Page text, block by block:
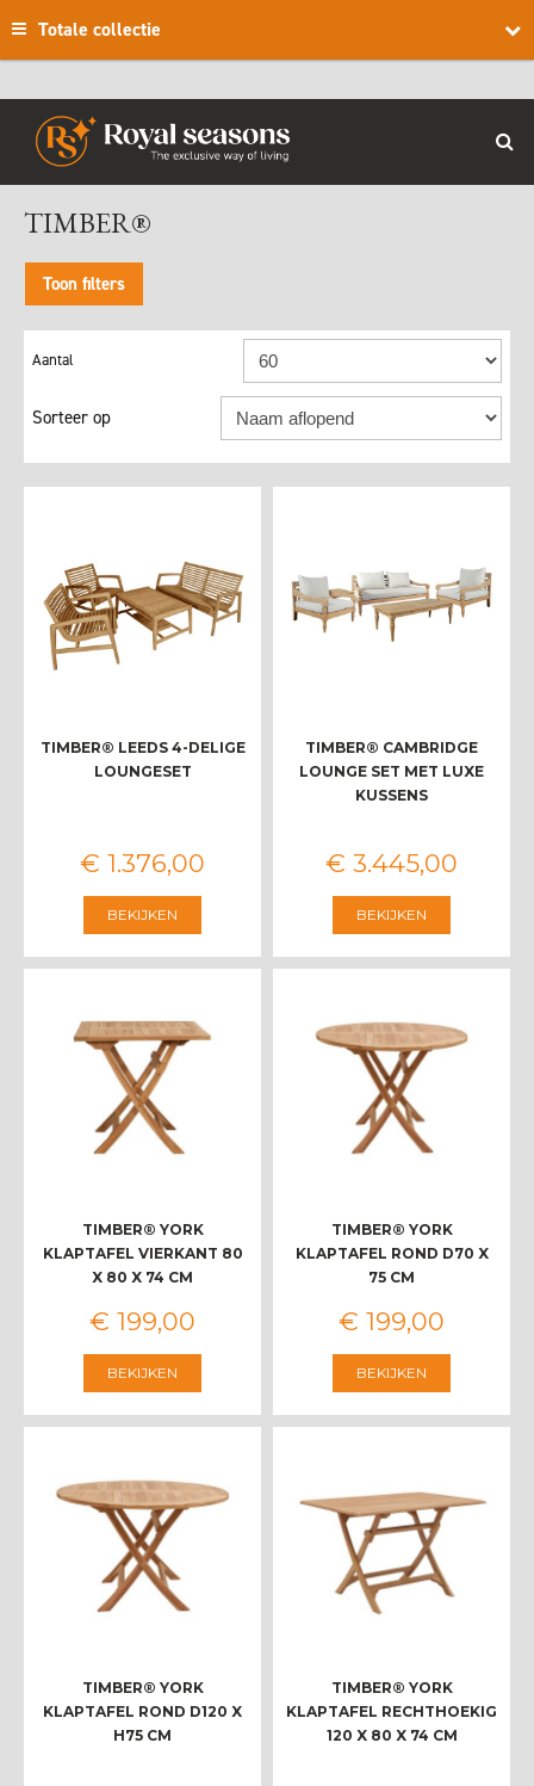
Totale collectie
TIMBER®
Toon filters
Sorteer op
TIMBER® LEEDS 4-DELIGE
LOUNGESET
€ 1.376,00
BEKIJKEN
TIMBER® CAMBRIDGE
LOUNGE SET MET LUXE
KUSSENS
€ 3.445,00
BEKIJKEN
TIMBER® YORK
KLAPTAFEL VIERKANT 80
X 80 X 74 CM
€ 199,00
BEKIJKEN
TIMBER® YORK
KLAPTAFEL ROND D70 X
75 CM
€ 199,00
BEKIJKEN
TIMBER® YORK
KLAPTAFEL ROND D120 X
H75 CM
TIMBER® YORK
KLAPTAFEL RECHTHOEKIG
120 X 80 X 74 CM